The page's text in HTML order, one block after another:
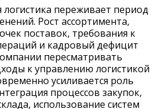
переживает период
Рост ассортимента,
поставок, требования к
и кадровый дефицит
пересматривать
к управлению логистикой
усиливается роль
процессов закупок,
использование систем